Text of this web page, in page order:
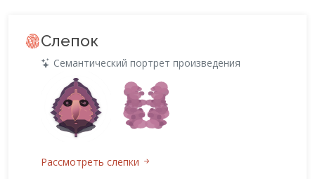
Слепок
Семантический портрет произведения
Рассмотреть слепки